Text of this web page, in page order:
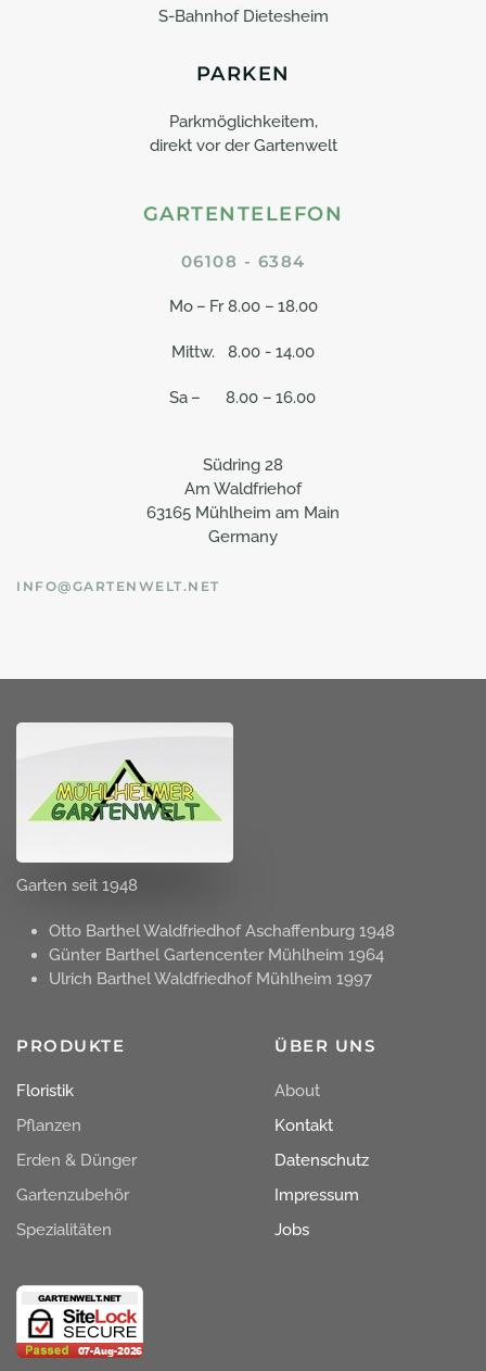
S-Bahnhof Dietesheim
PARKEN
Parkmöglichkeitem,
direkt vor der Gartenwelt
GARTENTELEFON
06108 - 6384
Mo – Fr 8.00 – 18.00
Mittw. 8.00 - 14.00
Sa – 8.00 – 16.00
Südring 28
Am Waldfriehof
63165 Mühlheim am Main
Germany
INFO@GARTENWELT.NET
Garten seit 1948
Otto Barthel Waldfriedhof Aschaffenburg 1948
Günter Barthel Gartencenter Mühlheim 1964
Ulrich Barthel Waldfriedhof Mühlheim 1997
PRODUKTE
Floristik
Pflanzen
Erden & Dünger
Gartenzubehör
Spezialitäten
ÜBER UNS
About
Kontakt
Datenschutz
Impressum
Jobs